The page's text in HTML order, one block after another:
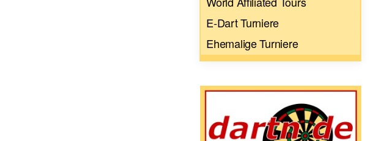
E-Dart Turniere
Ehemalige Turniere